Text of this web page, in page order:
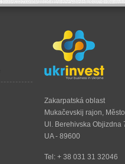
Zakarpatská oblast
Mukačevskij rajon,
Ul. Berehivska Objizdna
UA - 89600
Tel: + 38 031 31 32046